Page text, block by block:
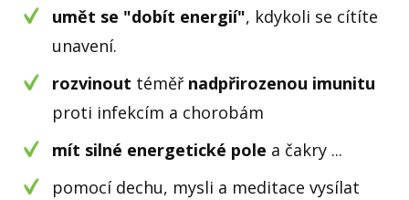
umět se "dobít energií", kdykoli se cítíte
unavení.
rozvinout téměř nadpřirozenou imunitu
proti infekcím a chorobám
mít silné energetické pole a čakry ...
pomocí dechu, mysli a meditace vysílat